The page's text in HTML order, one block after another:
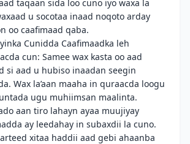
taqaan sida loo cuno iyo waxa la
u socotaa inaad noqoto arday
oo caafimaad qaba.
Cunidda Caafimaadka leh
cun: Samee wax kasta oo aad
si aad u hubiso inaadan seegin
Wax la’aan maaha in quraacda loogu
ugu muhiimsan maalinta.
aan tiro lahayn ayaa muujiyay
ay leedahay in subaxdii la cuno.
xitaa haddii aad gebi ahaanba